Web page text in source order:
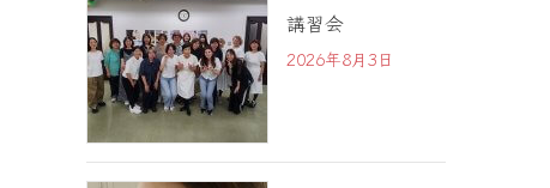
講習会
2026年8月3日